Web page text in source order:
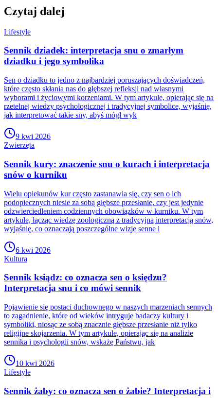
Czytaj dalej
Lifestyle
Sennik dziadek: interpretacja snu o zmarłym
dziadku i jego symbolika
Sen o dziadku to jedno z najbardziej poruszających doświadczeń,
które często skłania nas do głębszej refleksji nad własnymi
wyborami i życiowymi korzeniami. W tym artykule, opierając się na
rzetelnej wiedzy psychologicznej i tradycyjnej symbolice, wyjaśnię,
jak interpretować takie sny, abyś mógł wyk
9 kwi 2026
Zwierzęta
Sennik kury: znaczenie snu o kurach i interpretacja
snów o kurniku
Wielu opiekunów kur często zastanawia się, czy sen o ich
podopiecznych niesie za sobą głębsze przesłanie, czy jest jedynie
odzwierciedleniem codziennych obowiązków w kurniku. W tym
artykule, łącząc wiedzę zoologiczną z tradycyjną interpretacją snów,
wyjaśnię, co oznaczają poszczególne wizje senne i
6 kwi 2026
Kultura
Sennik ksiądz: co oznacza sen o księdzu?
Interpretacja snu i co mówi sennik
Pojawienie się postaci duchownego w naszych marzeniach sennych
to zagadnienie, które od wieków intryguje badaczy kultury i
symboliki, niosąc ze sobą znacznie głębsze przesłanie niż tylko
religijne skojarzenia. W tym artykule, opierając się na analizie
sennika i psychologii snów, wskażę Państwu, jak
10 kwi 2026
Lifestyle
Sennik żaby: co oznacza sen o żabie? Interpretacja i